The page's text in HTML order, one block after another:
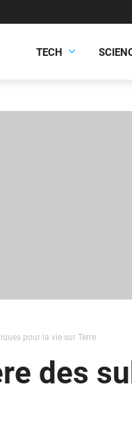
TECH
pour la vie sur Terre
des